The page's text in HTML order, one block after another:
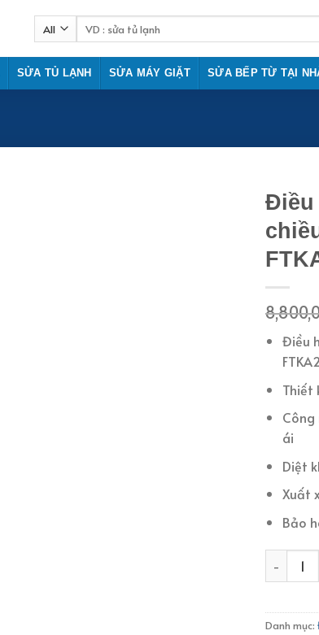
kiếm:
SỬA TỦ LẠNH SỬA MÁY GIẶT SỬA BẾP TỪ TẠI
Điều
Điều
Thiết
Công
ái
Diệt
Xuất
Bảo
Điều
Danh mục: